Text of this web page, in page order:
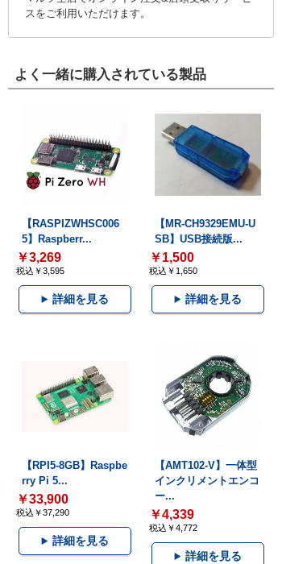
スをご利用いただけます。
よく一緒に購入されている製品
【RASPIZWHSC006
5】Raspberr...
￥3,269
税込￥3,595
詳細を見る
【MR-CH9329EMU-U
SB】USB接続版...
￥1,500
税込￥1,650
詳細を見る
【RPI5-8GB】Raspbe
rry Pi 5...
￥33,900
税込￥37,290
詳細を見る
【AMT102-V】一体型
インクリメントエンコ
ー...
￥4,339
税込￥4,772
詳細を見る